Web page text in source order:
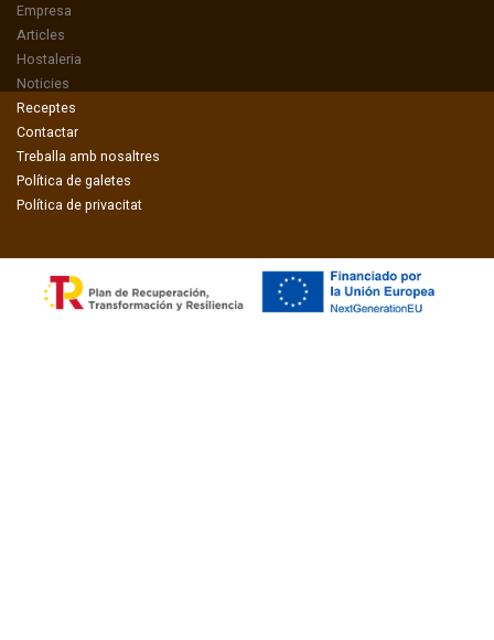
Empresa
Articles
Hostaleria
Noticies
Receptes
Contactar(current)
Treballa amb nosaltres
Política de galetes
Política de privacitat